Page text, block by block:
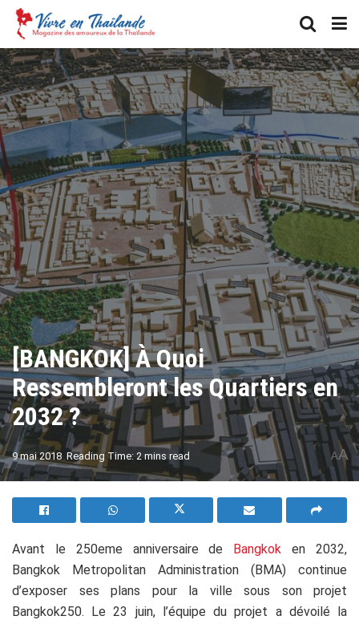
[BANGKOK] À Quoi
Ressembleront les Quartiers en
2032 ?
9 mai 2018 Reading Time: 2 mins read AA
Avant le 250eme anniversaire de Bangkok en 2032,
Bangkok Metropolitan Administration (BMA) continue
d’exposer ses plans pour la ville sous son projet
Bangkok250. Le 23 juin, l’équipe du projet a dévoilé la